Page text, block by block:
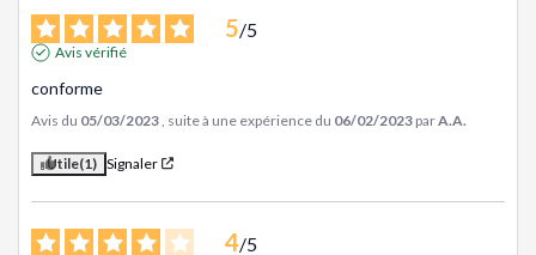
5/5
Avis vérifié
conforme
Avis du 05/03/2023 , suite à une expérience du 06/02/2023 parA.A.
Utile(1) Signaler
4/5